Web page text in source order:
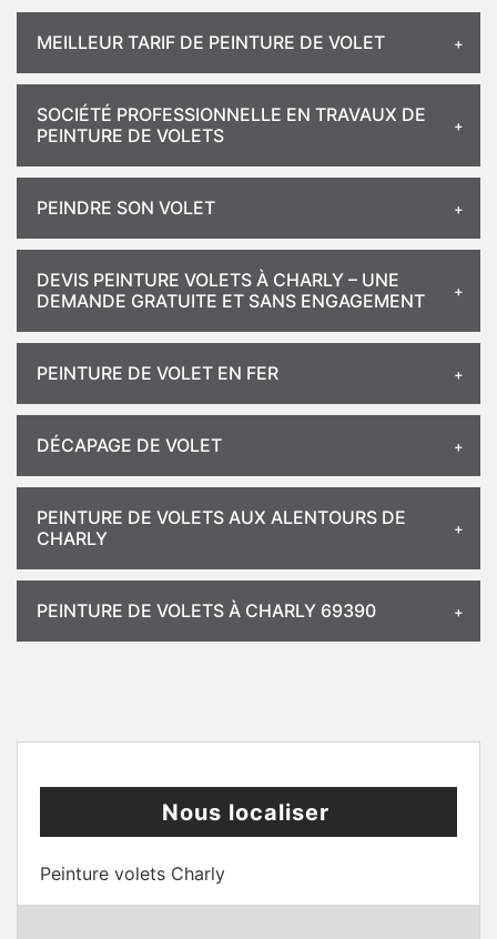
MEILLEUR TARIF DE PEINTURE DE VOLET
SOCIÉTÉ PROFESSIONNELLE EN TRAVAUX DE
PEINTURE DE VOLETS
PEINDRE SON VOLET
DEVIS PEINTURE VOLETS À CHARLY – UNE
DEMANDE GRATUITE ET SANS ENGAGEMENT
PEINTURE DE VOLET EN FER
DÉCAPAGE DE VOLET
PEINTURE DE VOLETS AUX ALENTOURS DE
CHARLY
PEINTURE DE VOLETS À CHARLY 69390
Nous localiser
Peinture volets Charly